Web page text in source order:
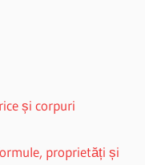
și corpuri
proprietăți și